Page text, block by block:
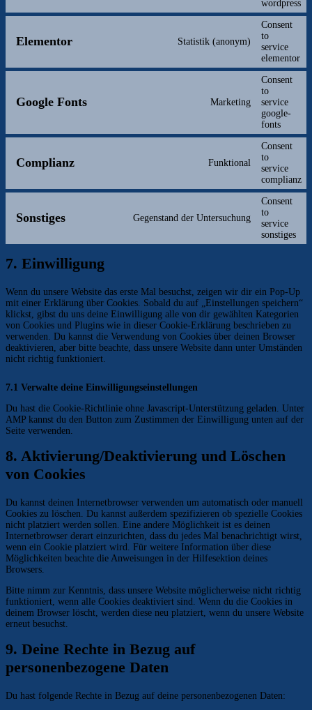
wordpress
Elementor Statistik (anonym)
Consent
to
service
elementor
Google Fonts Marketing
Consent
to
service
google-
fonts
Complianz Funktional
Consent
to
service
complianz
Sonstiges Gegenstand der Untersuchung
Consent
to
service
sonstiges
7. Einwilligung
Wenn du unsere Website das erste Mal besuchst, zeigen wir dir ein Pop-Up
mit einer Erklärung über Cookies. Sobald du auf „Einstellungen speichern“
klickst, gibst du uns deine Einwilligung alle von dir gewählten Kategorien
von Cookies und Plugins wie in dieser Cookie-Erklärung beschrieben zu
verwenden. Du kannst die Verwendung von Cookies über deinen Browser
deaktivieren, aber bitte beachte, dass unsere Website dann unter Umständen
nicht richtig funktioniert.
7.1 Verwalte deine Einwilligungseinstellungen
Du hast die Cookie-Richtlinie ohne Javascript-Unterstützung geladen. Unter
AMP kannst du den Button zum Zustimmen der Einwilligung unten auf der
Seite verwenden.
8. Aktivierung/Deaktivierung und Löschen
von Cookies
Du kannst deinen Internetbrowser verwenden um automatisch oder manuell
Cookies zu löschen. Du kannst außerdem spezifizieren ob spezielle Cookies
nicht platziert werden sollen. Eine andere Möglichkeit ist es deinen
Internetbrowser derart einzurichten, dass du jedes Mal benachrichtigt wirst,
wenn ein Cookie platziert wird. Für weitere Information über diese
Möglichkeiten beachte die Anweisungen in der Hilfesektion deines
Browsers.
Bitte nimm zur Kenntnis, dass unsere Website möglicherweise nicht richtig
funktioniert, wenn alle Cookies deaktiviert sind. Wenn du die Cookies in
deinem Browser löscht, werden diese neu platziert, wenn du unsere Website
erneut besuchst.
9. Deine Rechte in Bezug auf
personenbezogene Daten
Du hast folgende Rechte in Bezug auf deine personenbezogenen Daten: